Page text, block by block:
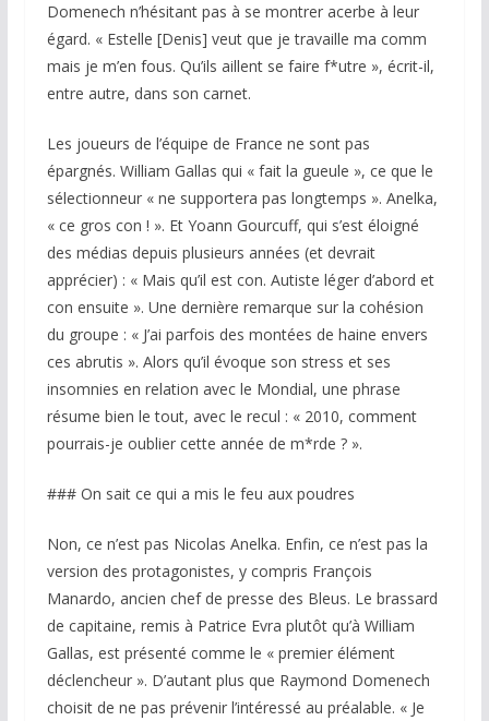
Domenech n’hésitant pas à se montrer acerbe à leur
égard. « Estelle [Denis] veut que je travaille ma comm
mais je m’en fous. Qu’ils aillent se faire f*utre », écrit-il,
entre autre, dans son carnet.
Les joueurs de l’équipe de France ne sont pas
épargnés. William Gallas qui « fait la gueule », ce que le
sélectionneur « ne supportera pas longtemps ». Anelka,
« ce gros con ! ». Et Yoann Gourcuff, qui s’est éloigné
des médias depuis plusieurs années (et devrait
apprécier) : « Mais qu’il est con. Autiste léger d’abord et
con ensuite ». Une dernière remarque sur la cohésion
du groupe : « J’ai parfois des montées de haine envers
ces abrutis ». Alors qu’il évoque son stress et ses
insomnies en relation avec le Mondial, une phrase
résume bien le tout, avec le recul : « 2010, comment
pourrais-je oublier cette année de m*rde ? ».
### On sait ce qui a mis le feu aux poudres
Non, ce n’est pas Nicolas Anelka. Enfin, ce n’est pas la
version des protagonistes, y compris François
Manardo, ancien chef de presse des Bleus. Le brassard
de capitaine, remis à Patrice Evra plutôt qu’à William
Gallas, est présenté comme le « premier élément
déclencheur ». D’autant plus que Raymond Domenech
choisit de ne pas prévenir l’intéressé au préalable. « Je